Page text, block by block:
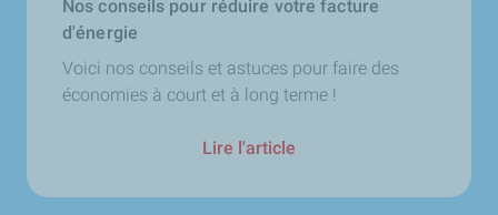
Nos conseils pour réduire votre facture
d'énergie
Voici nos conseils et astuces pour faire des
économies à court et à long terme !
Lire l'article